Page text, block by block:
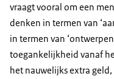
vraagt vooral om een
denken in termen van
in termen van
toegankelijkheid vanaf
het nauwelijks extra